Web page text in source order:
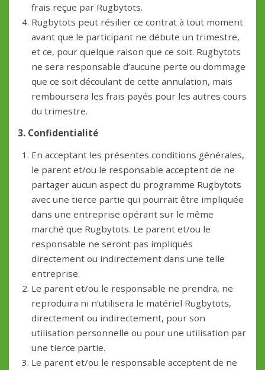
frais reçue par Rugbytots.
Rugbytots peut résilier ce contrat à tout moment
avant que le participant ne débute un trimestre,
et ce, pour quelque raison que ce soit. Rugbytots
ne sera responsable d’aucune perte ou dommage
que ce soit découlant de cette annulation, mais
remboursera les frais payés pour les autres cours
du trimestre.
3. Confidentialité
En acceptant les présentes conditions générales,
le parent et/ou le responsable acceptent de ne
partager aucun aspect du programme Rugbytots
avec une tierce partie qui pourrait être impliquée
dans une entreprise opérant sur le même
marché que Rugbytots. Le parent et/ou le
responsable ne seront pas impliqués
directement ou indirectement dans une telle
entreprise.
Le parent et/ou le responsable ne prendra, ne
reproduira ni n’utilisera le matériel Rugbytots,
directement ou indirectement, pour son
utilisation personnelle ou pour une utilisation par
une tierce partie.
Le parent et/ou le responsable acceptent de ne